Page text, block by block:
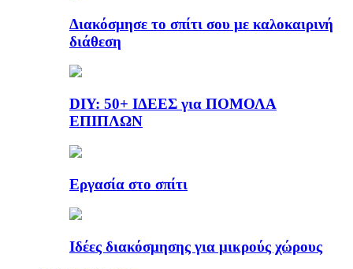
Διακόσμησε το σπίτι σου με καλοκαιρινή
διάθεση
DIY: 50+ ΙΔΕΕΣ για ΠΟΜΟΛΑ
ΕΠΙΠΛΩΝ
Εργασία στο σπίτι
Ιδέες διακόσμησης για μικρούς χώρους